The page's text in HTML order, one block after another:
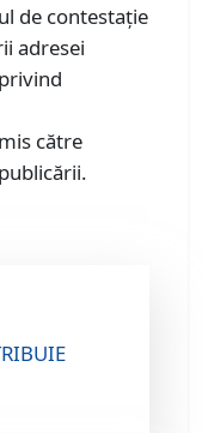
de contestație
adresei
către